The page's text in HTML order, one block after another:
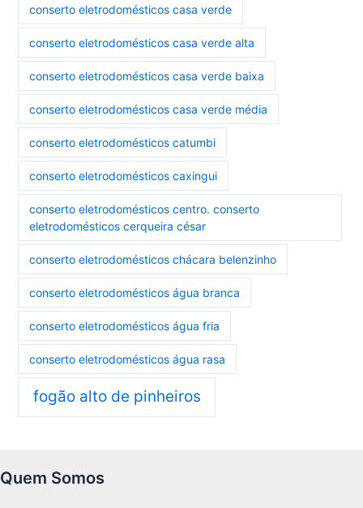
conserto eletrodomésticos casa verde
conserto eletrodomésticos casa verde alta
conserto eletrodomésticos casa verde baixa
conserto eletrodomésticos casa verde média
conserto eletrodomésticos catumbi
conserto eletrodomésticos caxingui
conserto eletrodomésticos centro. conserto
eletrodomésticos cerqueira césar
conserto eletrodomésticos chácara belenzinho
conserto eletrodomésticos água branca
conserto eletrodomésticos água fria
conserto eletrodomésticos água rasa
fogão alto de pinheiros
Quem Somos